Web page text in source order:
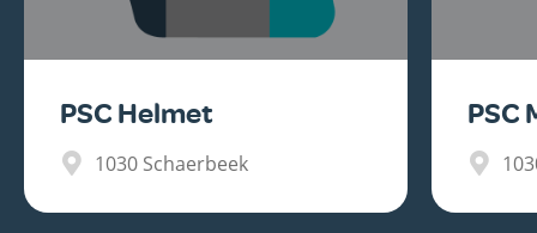
PSC Helmet
1030 Schaerbeek
PSC